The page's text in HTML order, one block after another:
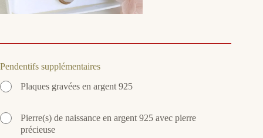
Pendentifs supplémentaires
Plaques gravées en argent 925
Pierre(s) de naissance en argent 925 avec pierre
précieuse